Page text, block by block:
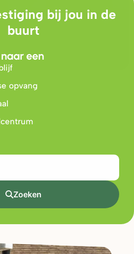
bij jou in de
buurt
een
opvang
Zoeken